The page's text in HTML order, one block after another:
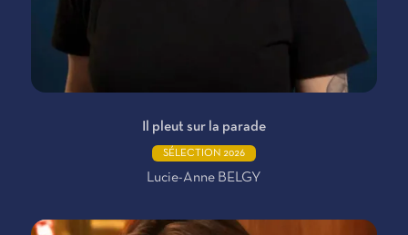
Il pleut sur la parade
SÉLECTION 2026
Lucie-Anne BELGY